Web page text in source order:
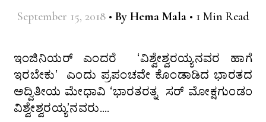
September 15, 2018 • By Hema Mala • 1 Min Read
ಇಂಜಿನಿಯರ್ ಎಂದರೆ ‘ವಿಶ್ವೇಶ್ವರಯ್ಯನವರ ಹಾಗೆ
ಇರಬೇಕು’ ಎಂದು ಪ್ರಪಂಚವೇ ಕೊಂಡಾಡಿದ ಭಾರತದ
ಅದ್ವಿತೀಯ ಮೇಧಾವಿ ‘ಭಾರತರತ್ನ ಸರ್ ಮೋಕ್ಷಗುಂಡಂ
ವಿಶ್ವೇಶ್ವರಯ್ಯ’ನವರು.…